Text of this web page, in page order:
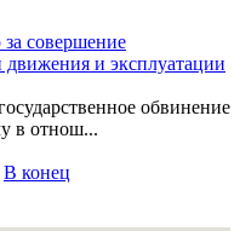
совершение
движения и эксплуатации
обвинение
в отнош...
В конец